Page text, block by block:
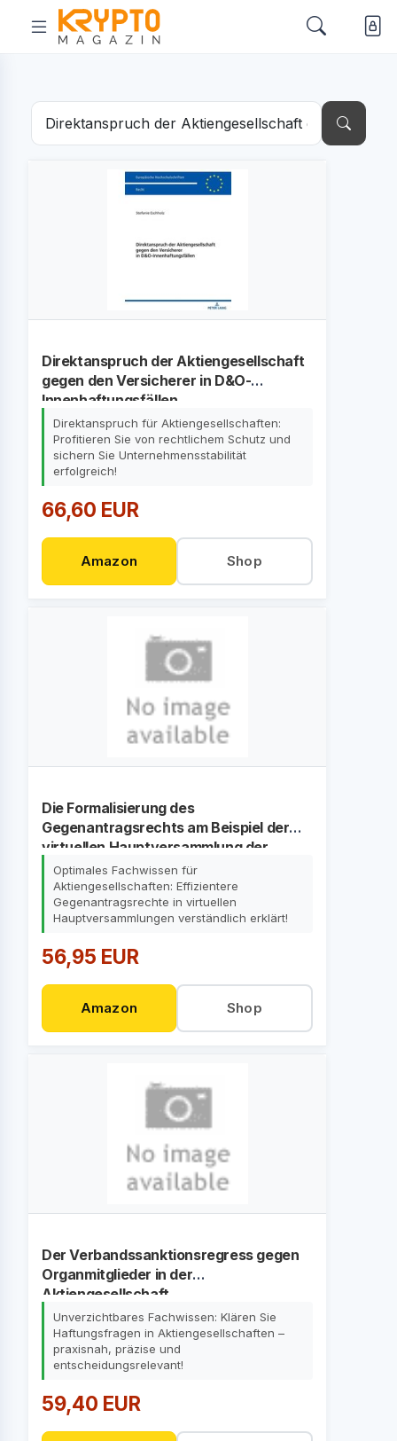
Direktanspruch der Aktiengesellschaft
gegen den Versicherer in D&O-
Innenhaftungsfällen
Direktanspruch für Aktiengesellschaften:
Profitieren Sie von rechtlichem Schutz und
sichern Sie Unternehmensstabilität
erfolgreich!
66,60 EUR
Amazon Shop
Die Formalisierung des
Gegenantragsrechts am Beispiel der
virtuellen Hauptversammlung der
börsennotierten Aktiengesellschaft
Optimales Fachwissen für
Aktiengesellschaften: Effizientere
Gegenantragsrechte in virtuellen
Hauptversammlungen verständlich erklärt!
56,95 EUR
Amazon Shop
Der Verbandssanktionsregress gegen
Organmitglieder in der
Aktiengesellschaft
Unverzichtbares Fachwissen: Klären Sie
Haftungsfragen in Aktiengesellschaften –
praxisnah, präzise und
entscheidungsrelevant!
59,40 EUR